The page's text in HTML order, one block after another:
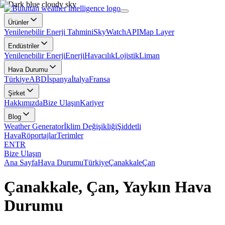
Ürünler
Yenilenebilir Enerji TahminiSkyWatchAPIMap Layer
Endüstriler
Yenilenebilir EnerjiEnerjiHavacılıkLojistikLiman
Hava Durumu
TürkiyeABDİspanyaİtalyaFransa
Şirket
HakkımızdaBize UlaşınKariyer
Blog
Weather Generatorİklim DeğişikliğiŞiddetli
HavaRöportajlarTerimler
ENTR
Bize Ulaşın
Ana SayfaHava DurumuTürkiyeÇanakkaleÇan
Çanakkale, Çan, Yaykın Hava
Durumu